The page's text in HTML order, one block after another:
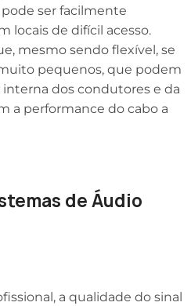
pode ser facilmente
locais de difícil acesso.
mesmo sendo flexível, se
pequenos, que podem
dos condutores e da
a performance do cabo a
de Áudio
a qualidade do sinal